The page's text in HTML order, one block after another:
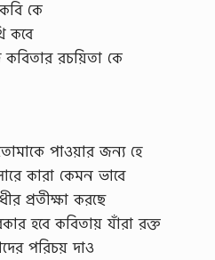
কে
কবে
কবিতার রচয়িতা কে
পাওয়ার জন্য হে
কারা কেমন ভাবে
প্রতীক্ষা করছে
হবে কবিতায় যাঁরা রক্ত
পরিচয় দাও